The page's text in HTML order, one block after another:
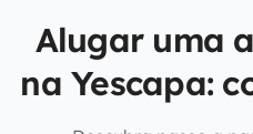
Alugar uma
na Yescapa: